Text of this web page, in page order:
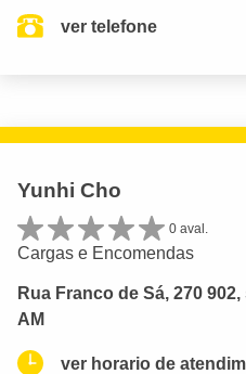
ver telefone
Yunhi Cho
0 aval.
Cargas e Encomendas
Rua Franco de Sá, 270
AM
ver horario de